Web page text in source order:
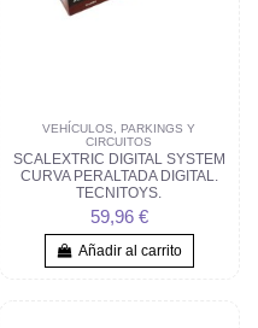
VEHÍCULOS, PARKINGS Y
CIRCUITOS
SCALEXTRIC DIGITAL SYSTEM
CURVA PERALTADA DIGITAL.
TECNITOYS.
59,96 €
Añadir al carrito